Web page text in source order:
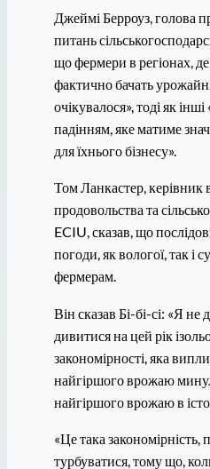
Джеймі Берроуз, голова
питань
що фермери в регіонах,
фактично бачать
очікувалося», тоді як
падінням, яке матиме
для їхнього бізнесу».
Том Ланкастер, керівник
продовольства та
ECIU, сказав, що
погоди, як вологої, так і
фермерам.
Він сказав Бі-бі-сі: «Я
дивитися на цей рік
закономірності, яка
найгіршого врожаю
найгіршого врожаю в
«Це така
турбуватися, тому що,